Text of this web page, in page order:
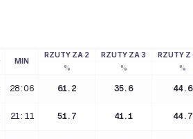
MIN
RZUTY ZA 2 RZUTY ZA 3 RZUTY Z
%
% %
28:06 61.2 35.6 44.6
21:11 51.7 41.1 44.7